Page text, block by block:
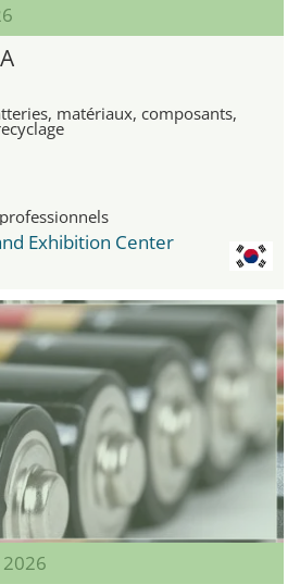
matériaux, composants,
Exhibition Center